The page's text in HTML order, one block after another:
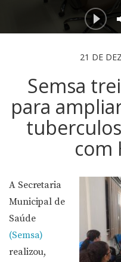
21 DE
Semsa
para
com
A Secretaria
Municipal de
Saúde
(Semsa)
realizou,